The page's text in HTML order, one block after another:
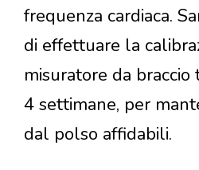
frequenza cardiaca.
di effettuare la
misuratore da
4 settimane, per
dal polso affidabili.